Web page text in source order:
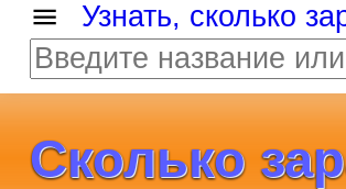
Узнать, сколько
Сколько